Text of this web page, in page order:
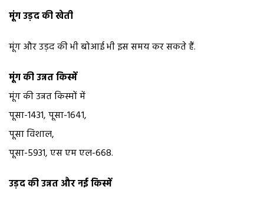
मूंग उड़द की खेती
मूंग और उड़द की भी बोआई भी इस समय कर सकते हैं.
मूंग की उन्नत किस्में
मूंग की उन्नत किस्मों में
पूसा-1431, पूसा-1641,
पूसा विशाल,
पूसा-5931, एस एम एल-668.
उड़द की उन्नत और नई किस्में